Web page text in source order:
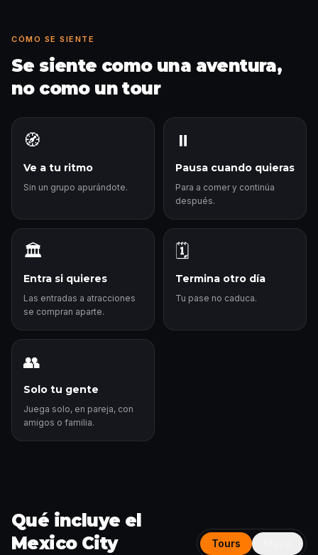
CÓMO SE SIENTE
Se siente como una aventura,
no como un tour
🧭
Ve a tu ritmo
Sin un grupo apurándote.
⏸️
Pausa cuando quieras
Para a comer y continúa
después.
🏛️
Entra si quieres
Las entradas a atracciones
se compran aparte.
🗓️
Termina otro día
Tu pase no caduca.
👥
Solo tu gente
Juega solo, en pareja, con
amigos o familia.
Qué incluye el
Mexico City
Tours